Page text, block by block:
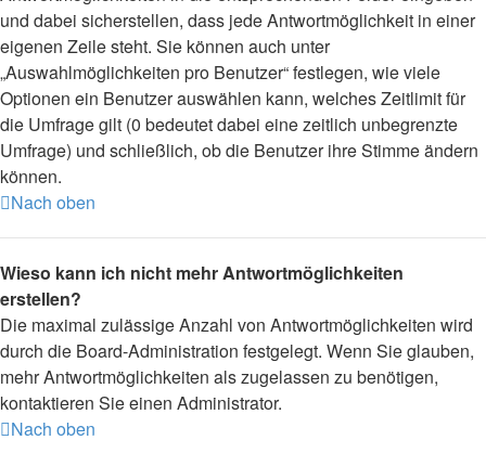
und dabei sicherstellen, dass jede Antwortmöglichkeit in einer
eigenen Zeile steht. Sie können auch unter
„Auswahlmöglichkeiten pro Benutzer“ festlegen, wie viele
Optionen ein Benutzer auswählen kann, welches Zeitlimit für
die Umfrage gilt (0 bedeutet dabei eine zeitlich unbegrenzte
Umfrage) und schließlich, ob die Benutzer ihre Stimme ändern
können.
Nach oben
Wieso kann ich nicht mehr Antwortmöglichkeiten
erstellen?
Die maximal zulässige Anzahl von Antwortmöglichkeiten wird
durch die Board-Administration festgelegt. Wenn Sie glauben,
mehr Antwortmöglichkeiten als zugelassen zu benötigen,
kontaktieren Sie einen Administrator.
Nach oben